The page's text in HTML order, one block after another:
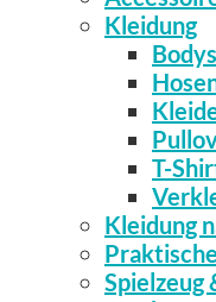
Kleidung
T-
Kleidung
Spielzeug